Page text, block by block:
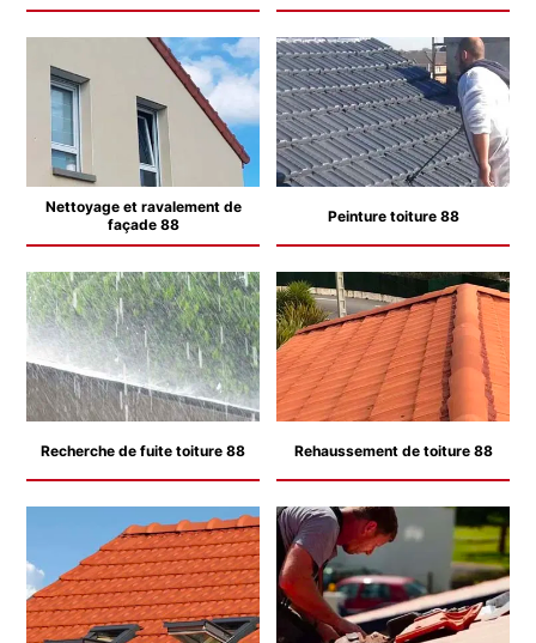
Nettoyage et ravalement de
façade 88
Peinture toiture 88
Recherche de fuite toiture 88 Rehaussement de toiture 88